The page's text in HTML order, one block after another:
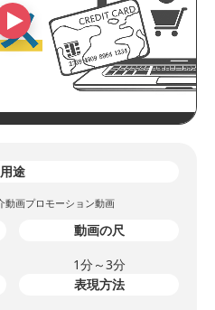
用途
動画プロモーション動画
動画の尺
1分～3分
表現方法